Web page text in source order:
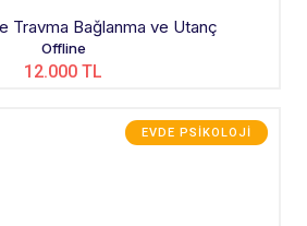
Travma Bağlanma ve Utanç
Offline
12.000 TL
EVDE PSIKOLOJI